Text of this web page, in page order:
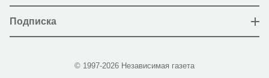
Подписка
© 1997-2026 Независимая газета